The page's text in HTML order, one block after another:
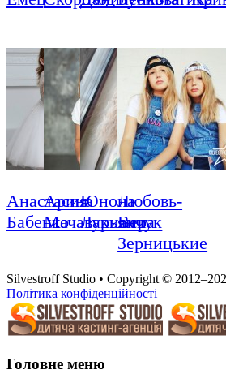
Анастасия
Бабенко
Арина
Мачавариани
Юнона
Лукьянчук
Любовь-
Вера
Зерницькие
Silvestroff Studio • Copyright ©
Політика конфіденційності
Головне меню